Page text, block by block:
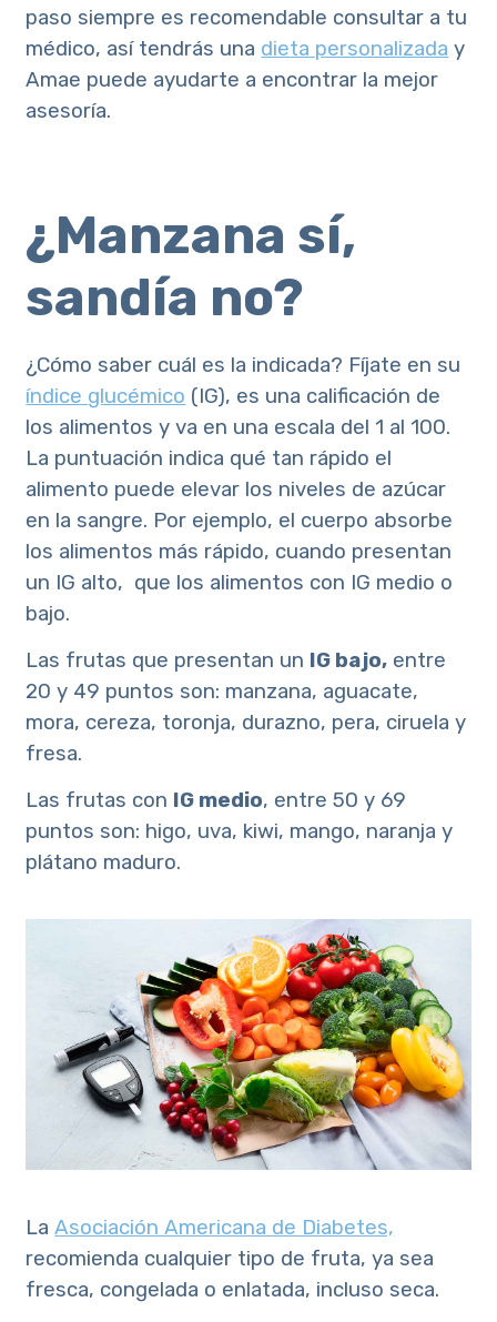
paso siempre es recomendable consultar a tu
médico, así tendrás una dieta personalizada y
Amae puede ayudarte a encontrar la mejor
asesoría.
¿Manzana sí,
sandía no?
¿Cómo saber cuál es la indicada? Fíjate en su
índice glucémico (IG), es una calificación de
los alimentos y va en una escala del 1 al 100.
La puntuación indica qué tan rápido el
alimento puede elevar los niveles de azúcar
en la sangre. Por ejemplo, el cuerpo absorbe
los alimentos más rápido, cuando presentan
un IG alto, que los alimentos con IG medio o
bajo.
Las frutas que presentan un IG bajo, entre
20 y 49 puntos son: manzana, aguacate,
mora, cereza, toronja, durazno, pera, ciruela y
fresa.
Las frutas con IG medio, entre 50 y 69
puntos son: higo, uva, kiwi, mango, naranja y
plátano maduro.
LaAsociación Americana de Diabetes,
recomienda cualquier tipo de fruta, ya sea
fresca, congelada o enlatada, incluso seca.